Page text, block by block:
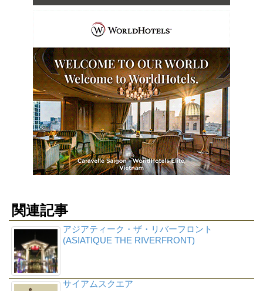
関連記事
アジアティーク・ザ・リバーフロント
(ASIATIQUE THE RIVERFRONT)
サイアムスクエア